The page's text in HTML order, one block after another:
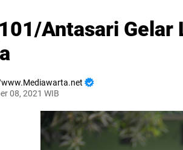
Antasari Gelar
08, 2021 WIB